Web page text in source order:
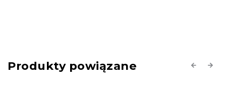
Produkty powiązane Previous
Next